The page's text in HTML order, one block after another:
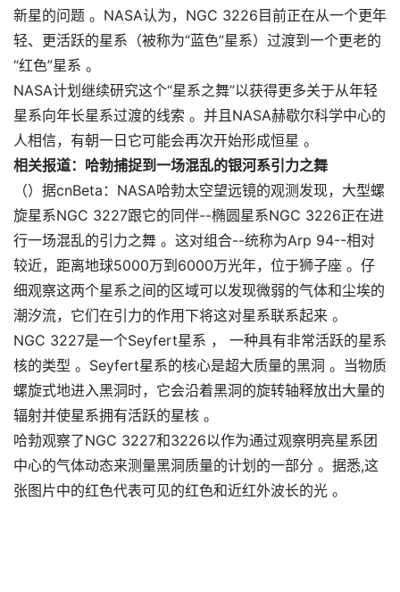
新星的问题 。NASA认为，NGC 3226目前正在从一个更年
轻、更活跃的星系（被称为“蓝色”星系）过渡到一个更老的
“红色”星系 。
NASA计划继续研究这个“星系之舞”以获得更多关于从年轻
星系向年长星系过渡的线索 。并且NASA赫歇尔科学中心的
人相信，有朝一日它可能会再次开始形成恒星 。
相关报道：哈勃捕捉到一场混乱的银河系引力之舞
（）据cnBeta：NASA哈勃太空望远镜的观测发现，大型螺
旋星系NGC 3227跟它的同伴--椭圆星系NGC 3226正在进
行一场混乱的引力之舞 。这对组合--统称为Arp 94--相对
较近，距离地球5000万到6000万光年，位于狮子座 。仔
细观察这两个星系之间的区域可以发现微弱的气体和尘埃的
潮汐流，它们在引力的作用下将这对星系联系起来 。
NGC 3227是一个Seyfert星系 ， 一种具有非常活跃的星系
核的类型 。Seyfert星系的核心是超大质量的黑洞 。当物质
螺旋式地进入黑洞时，它会沿着黑洞的旋转轴释放出大量的
辐射并使星系拥有活跃的星核 。
哈勃观察了NGC 3227和3226以作为通过观察明亮星系团
中心的气体动态来测量黑洞质量的计划的一部分 。据悉,这
张图片中的红色代表可见的红色和近红外波长的光 。